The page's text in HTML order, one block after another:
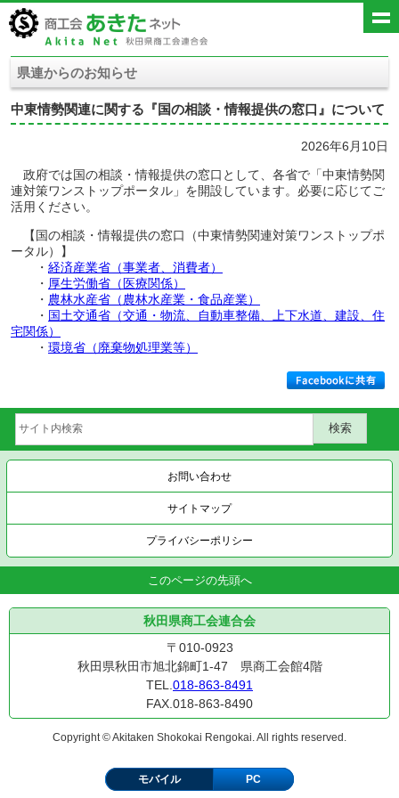
県連からのお知らせ
中東情勢関連に関する『国の相談・情報提供の窓口』について
2026年6月10日
政府では国の相談・情報提供の窓口として、各省で「中東情勢関
連対策ワンストップポータル」を開設しています。必要に応じてご
活用ください。
【国の相談・情報提供の窓口（中東情勢関連対策ワンストップポ
ータル）】
・ 経済産業省（事業者、消費者）
・ 厚生労働省（医療関係）
・ 農林水産省（農林水産業・食品産業）
・ 国土交通省（交通・物流、自動車整備、上下水道、建設、住
宅関係）
・ 環境省（廃棄物処理業等）
お問い合わせ
サイトマップ
プライバシーポリシー
このページの先頭へ
秋田県商工会連合会
〒010-0923
秋田県秋田市旭北錦町1-47 県商工会館4階
TEL.018-863-8491
FAX.018-863-8490
Copyright © Akitaken Shokokai Rengokai. All rights reserved.
モバイル PC